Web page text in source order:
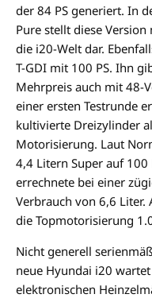
der 84 PS generiert. In
Pure stellt diese
die i20-Welt dar.
T-GDI mit 100 PS. Ihn
Mehrpreis auch mit 48-
einer ersten Testrunde
kultivierte Dreizylinder
Motorisierung. Laut
4,4 Litern Super auf
errechnete bei einer
Verbrauch von 6,6
die Topmotorisierung
Nicht generell
neue Hyundai i20
elektronischen